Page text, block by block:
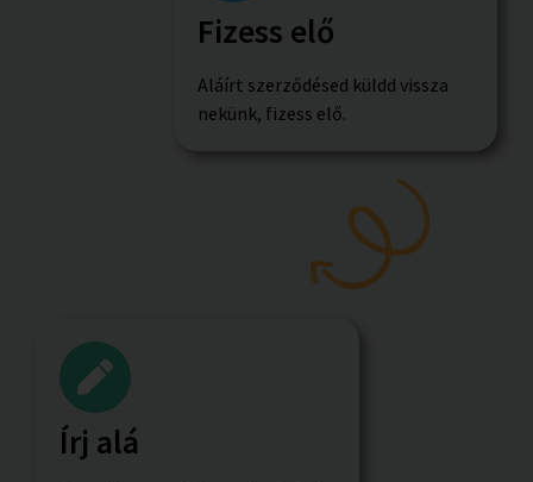
Fizess elő
Aláírt szerződésed küldd vissza
nekünk, fizess elő.
Írj alá